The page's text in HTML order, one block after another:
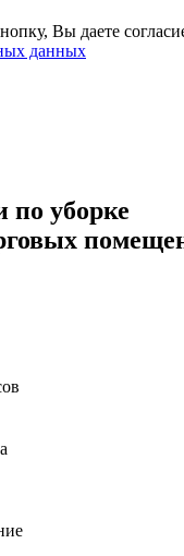
Вы даете
данных
по уборке